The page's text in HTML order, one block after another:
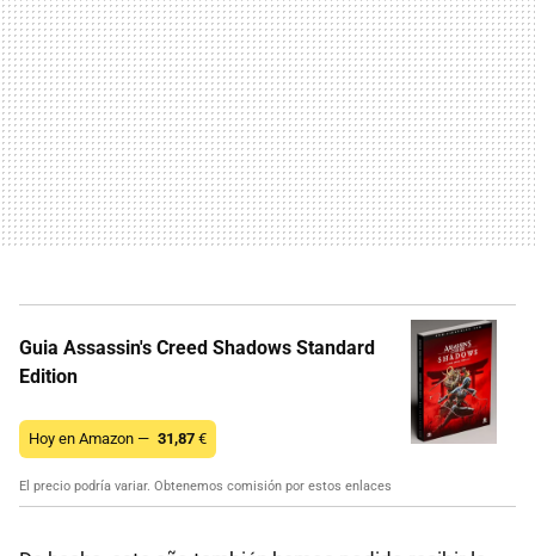
Guia Assassin's Creed Shadows Standard
Edition
Hoy en Amazon — 31,87 €
El precio podría variar. Obtenemos comisión por estos enlaces